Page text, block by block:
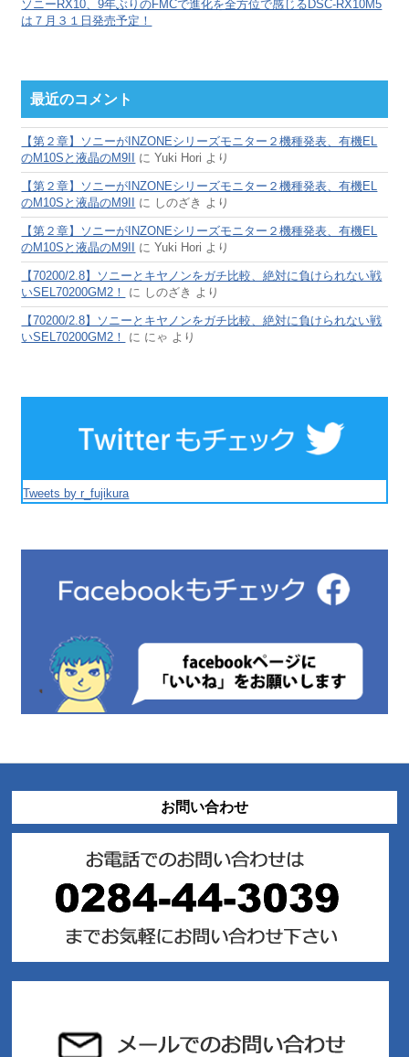
ソニーRX10、9年ぶりのFMCで進化を全方位で感じるDSC-RX10M5
は７月３１日発売予定！
最近のコメント
【第２章】ソニーがINZONEシリーズモニター２機種発表、有機EL
のM10Sと液晶のM9II
にYuki Hori より
【第２章】ソニーがINZONEシリーズモニター２機種発表、有機EL
のM10Sと液晶のM9II
に しのざき より
【第２章】ソニーがINZONEシリーズモニター２機種発表、有機EL
のM10Sと液晶のM9II
にYuki Hori より
【70200/2.8】ソニーとキヤノンをガチ比較、絶対に負けられない戦
いSEL70200GM2！
に しのざき より
【70200/2.8】ソニーとキヤノンをガチ比較、絶対に負けられない戦
いSEL70200GM2！
に にゃ より
Tweets by r_fujikura
お問い合わせ